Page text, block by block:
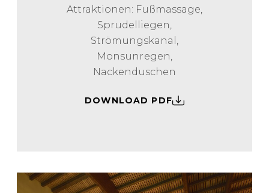
Attraktionen: Fußmassage,
Sprudelliegen,
Strömungskanal,
Monsunregen,
Nackenduschen
DOWNLOAD PDF